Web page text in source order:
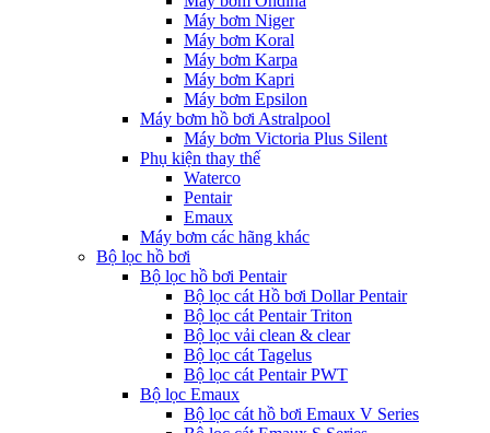
Máy bơm Niger
Máy bơm Koral
Máy bơm Karpa
Máy bơm Kapri
Máy bơm Epsilon
Máy bơm hồ bơi Astralpool
Máy bơm Victoria Plus Silent
Phụ kiện thay thế
Waterco
Pentair
Emaux
Máy bơm các hãng khác
Bộ lọc hồ bơi
Bộ lọc hồ bơi Pentair
Bộ lọc cát Hồ bơi Dollar Pentair
Bộ lọc cát Pentair Triton
Bộ lọc vải clean & clear
Bộ lọc cát Tagelus
Bộ lọc cát Pentair PWT
Bộ lọc Emaux
Bộ lọc cát hồ bơi Emaux V Series